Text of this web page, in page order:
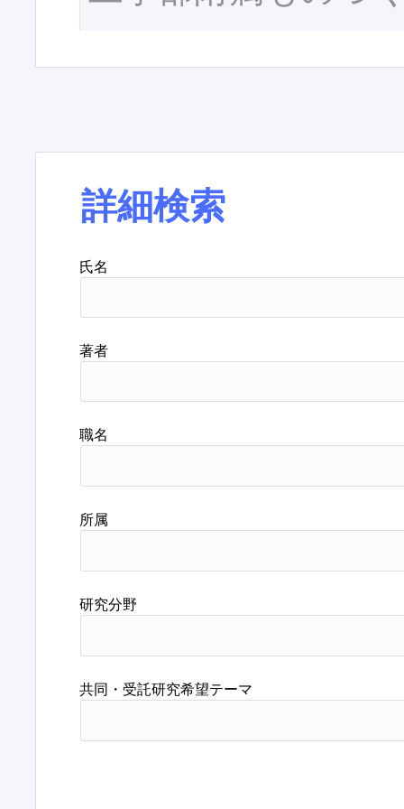
詳細検索
氏名
著者
職名
所属
研究分野
共同・受託研究希望テーマ